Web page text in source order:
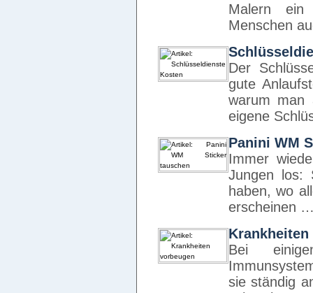
Malern
Menschen
Der
gute
warum man
eigene
Panini WM
Immer
Jungen los:
haben, wo
erscheinen
Bei
sie ständig